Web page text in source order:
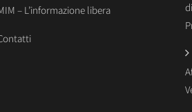
– L’informazione libera